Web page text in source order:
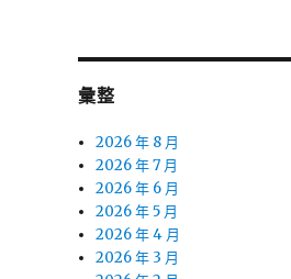
彙整
2026 年 8 月
2026 年 7 月
2026 年 6 月
2026 年 5 月
2026 年 4 月
2026 年 3 月